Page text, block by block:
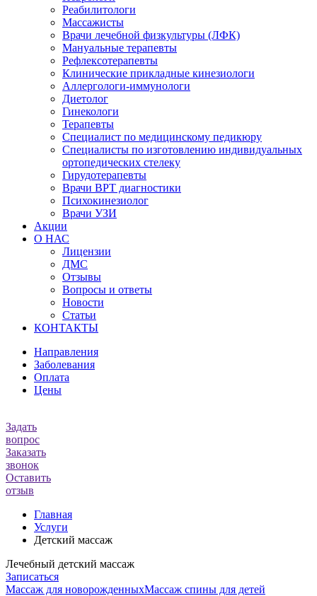
Реабилитологи
Массажисты
Врачи лечебной физкультуры (ЛФК)
Мануальные терапевты
Рефлексотерапевты
Клинические прикладные кинезиологи
Аллергологи-иммунологи
Диетолог
Гинекологи
Терапевты
Специалист по медицинскому педикюру
Специалисты по изготовлению индивидуальных
ортопедических стелеку
Гирудотерапевты
Врачи ВРТ диагностики
Психокинезиолог
Врачи УЗИ
Акции
О НАС
Лицензии
ДМС
Отзывы
Вопросы и ответы
Новости
Статьи
КОНТАКТЫ
Направления
Заболевания
Оплата
Цены
Задать
вопрос
Заказать
звонок
Оставить
отзыв
Главная
Услуги
Детский массаж
Лечебный детский массаж
Записаться
Массаж для новорожденныхМассаж спины для детей